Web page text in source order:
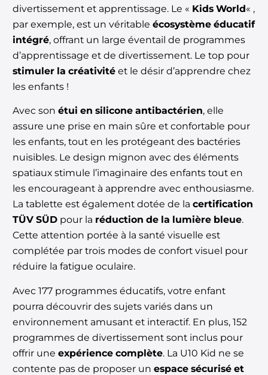
divertissement et apprentissage. Le « Kids World« ,
par exemple, est un véritable écosystème éducatif
intégré, offrant un large éventail de programmes
d’apprentissage et de divertissement. Le top pour
stimuler la créativité et le désir d’apprendre chez
les enfants !
Avec son étui en silicone antibactérien, elle
assure une prise en main sûre et confortable pour
les enfants, tout en les protégeant des bactéries
nuisibles. Le design mignon avec des éléments
spatiaux stimule l’imaginaire des enfants tout en
les encourageant à apprendre avec enthousiasme.
La tablette est également dotée de la certification
TÜV SÜD pour la réduction de la lumière bleue.
Cette attention portée à la santé visuelle est
complétée par trois modes de confort visuel pour
réduire la fatigue oculaire.
Avec 177 programmes éducatifs, votre enfant
pourra découvrir des sujets variés dans un
environnement amusant et interactif. En plus, 152
programmes de divertissement sont inclus pour
offrir une expérience complète. La U10 Kid ne se
contente pas de proposer un espace sécurisé et